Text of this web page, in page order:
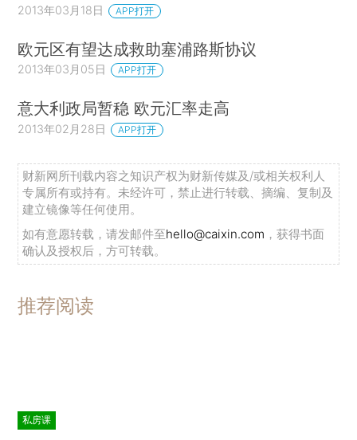
2013年03月18日 APP打开
欧元区有望达成救助塞浦路斯协议
2013年03月05日 APP打开
意大利政局暂稳 欧元汇率走高
2013年02月28日 APP打开
财新网所刊载内容之知识产权为财新传媒及/或相关权利人
专属所有或持有。未经许可，禁止进行转载、摘编、复制及
建立镜像等任何使用。
如有意愿转载，请发邮件至hello@caixin.com ，获得书面
确认及授权后，方可转载。
推荐阅读
私房课